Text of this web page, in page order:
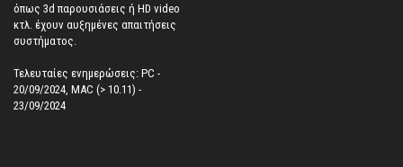
όπως 3d παρουσιάσεις ή HD video
κτλ. έχουν αυξημένες απαιτήσεις
συστήματος.
Τελευταίες ενημερώσεις: PC -
20/09/2024, MAC (> 10.11) -
23/09/2024